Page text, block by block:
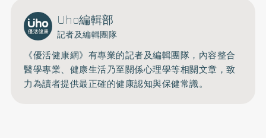
Uho編輯部
記者及編輯團隊
《優活健康網》有專業的記者及編輯團隊，內容整合
醫學專業、健康生活乃至關係心理學等相關文章，致
力為讀者提供最正確的健康認知與保健常識。